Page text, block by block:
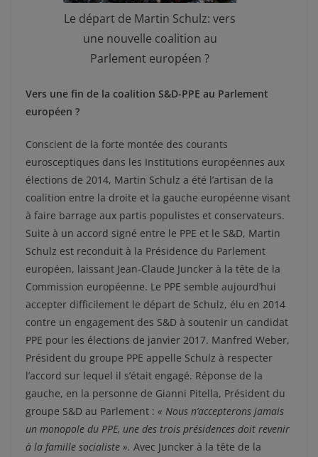
Le départ de Martin Schulz: vers
une nouvelle coalition au
Parlement européen ?
Vers une fin de la coalition S&D-PPE au Parlement
européen ?
Conscient de la forte montée des courants
eurosceptiques dans les Institutions européennes aux
élections de 2014, Martin Schulz a été l’artisan de la
coalition entre la droite et la gauche européenne visant
à faire barrage aux partis populistes et conservateurs.
Suite à un accord signé entre le PPE et le S&D, Martin
Schulz est reconduit à la Présidence du Parlement
européen, laissant Jean-Claude Juncker à la tête de la
Commission européenne. Le PPE semble aujourd’hui
accepter difficilement le départ de Schulz, élu en 2014
contre un engagement des S&D à soutenir un candidat
PPE pour les élections de janvier 2017. Manfred Weber,
Président du groupe PPE appelle Schulz à respecter
l’accord sur lequel il s’était engagé. Réponse de la
gauche, en la personne de Gianni Pitella, Président du
groupe S&D au Parlement : « Nous n’accepterons jamais
un monopole du PPE, une des trois présidences doit revenir
à la famille socialiste ». Avec Juncker à la tête de la